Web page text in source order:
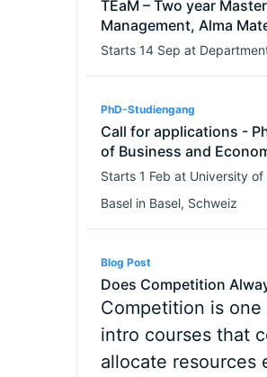
TEaM – Two year
Management, Alma
Starts 14 Sep at
PhD-Studiengang
Call for applications -
of Business and
Starts 1 Feb at University of
Baselin Basel, Schweiz
Blog Post
Does Competition
Competition is
intro courses that
allocate resources